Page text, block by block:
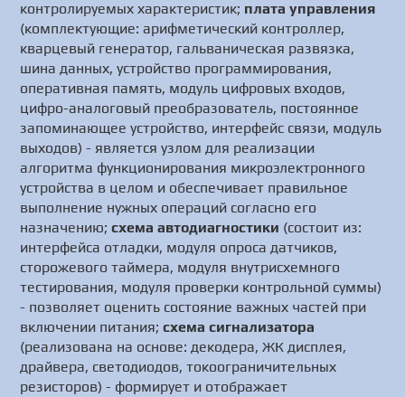
контролируемых характеристик; плата управления
(комплектующие: арифметический контроллер,
кварцевый генератор, гальваническая развязка,
шина данных, устройство программирования,
оперативная память, модуль цифровых входов,
цифро-аналоговый преобразователь, постоянное
запоминающее устройство, интерфейс связи, модуль
выходов) - является узлом для реализации
алгоритма функционирования микроэлектронного
устройства в целом и обеспечивает правильное
выполнение нужных операций согласно его
назначению;схема автодиагностики (состоит из:
интерфейса отладки, модуля опроса датчиков,
сторожевого таймера, модуля внутрисхемного
тестирования, модуля проверки контрольной суммы)
- позволяет оценить состояние важных частей при
включении питания;схема сигнализатора
(реализована на основе: декодера, ЖК дисплея,
драйвера, светодиодов, токоограничительных
резисторов) - формирует и отображает